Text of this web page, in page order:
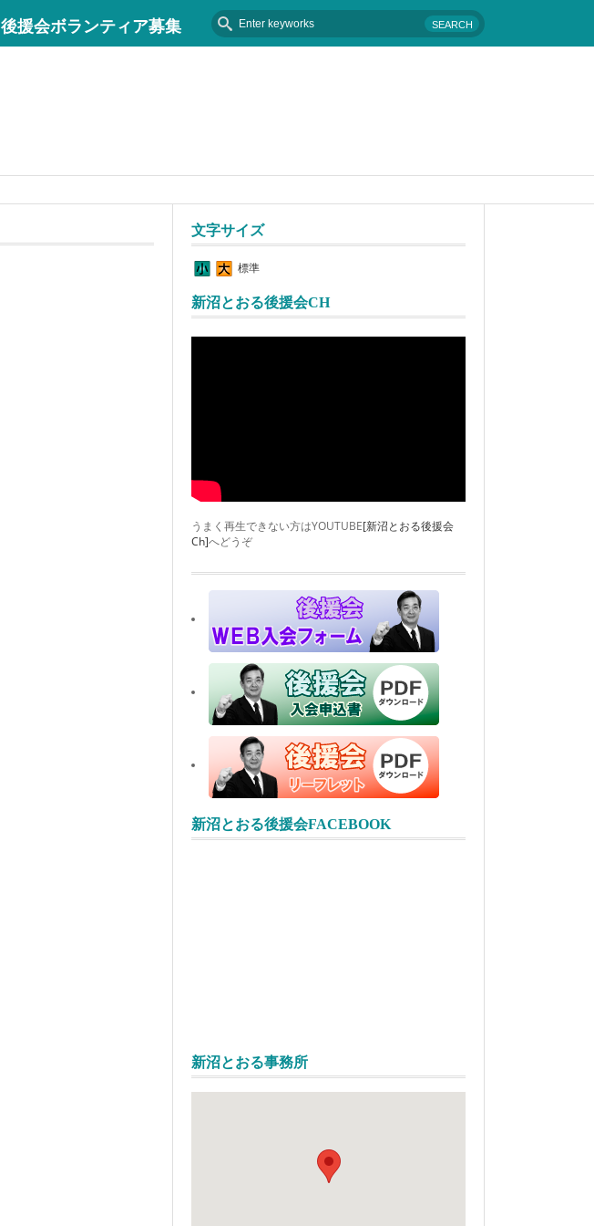
後援会ボランティア募集
文字サイズ
標準
新沼とおる後援会CH
うまく再生できない方はYOUTUBE[新沼とおる後援会
Ch]へどうぞ
新沼とおる後援会FACEBOOK
新沼とおる事務所